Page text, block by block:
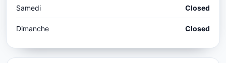
Samedi Closed
Dimanche Closed